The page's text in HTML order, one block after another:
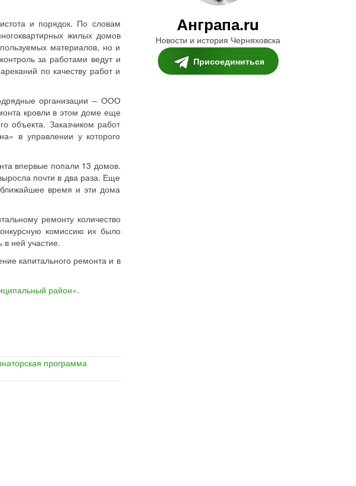
и порядок. По словам
жилых домов
материалов, но и
за работами ведут и
по качеству работ и
организации – ООО
кровли в этом доме еще
объекта. Заказчиком работ
в управлении у которого
впервые попали 13 домов.
почти в два раза. Еще
время и эти дома
ремонту количество
комиссию их было
ней участие.
капитального ремонта и в
район».
программа
Анграпа.ru
Новости и история Черняховска
Присоединиться